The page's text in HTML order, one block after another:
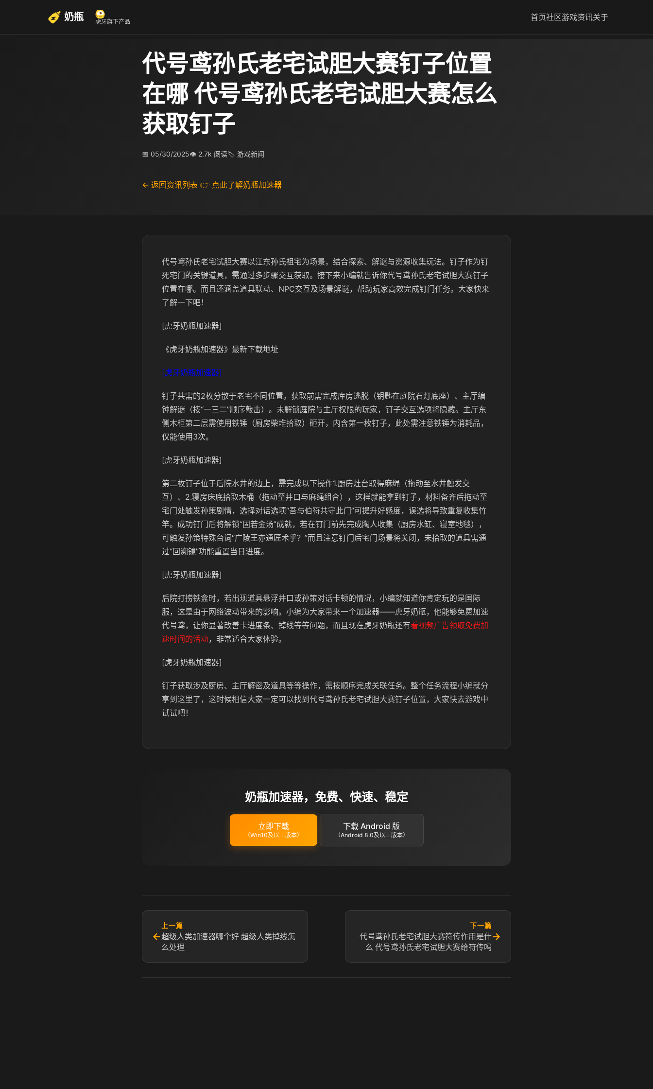
奶瓶 虎牙旗下产品 首页社区游戏资讯关于
代号鸢孙氏老宅试胆大赛钉子位置
在哪 代号鸢孙氏老宅试胆大赛怎么
获取钉子
📅 05/30/2025👁 2.7k 阅读🏷 游戏新闻
← 返回资讯列表 👉 点此了解奶瓶加速器
代号鸢孙氏老宅试胆大赛以江东孙氏祖宅为场景，结合探索、解谜与资源收集玩法。钉子作为钉
死宅门的关键道具，需通过多步骤交互获取。接下来小编就告诉你代号鸢孙氏老宅试胆大赛钉子
位置在哪。而且还涵盖道具联动、NPC交互及场景解谜，帮助玩家高效完成钉门任务。大家快来
了解一下吧！
[虎牙奶瓶加速器]
《虎牙奶瓶加速器》最新下载地址
[虎牙奶瓶加速器]
钉子共需的2枚分散于老宅不同位置。获取前需完成库房逃脱（钥匙在庭院石灯底座）、主厅编
钟解谜（按“一三二”顺序敲击）。未解锁庭院与主厅权限的玩家，钉子交互选项将隐藏。主厅东
侧木柜第二层需使用铁锤（厨房柴堆拾取）砸开，内含第一枚钉子，此处需注意铁锤为消耗品，
仅能使用3次。
[虎牙奶瓶加速器]
第二枚钉子位于后院水井的边上，需完成以下操作1.厨房灶台取得麻绳（拖动至水井触发交
互）、2.寝房床底拾取木桶（拖动至井口与麻绳组合），这样就能拿到钉子，材料备齐后拖动至
宅门处触发孙策剧情，选择对话选项“吾与伯符共守此门”可提升好感度，误选将导致重复收集竹
竿。成功钉门后将解锁“固若金汤”成就，若在钉门前先完成陶人收集（厨房水缸、寝室地毯），
可触发孙策特殊台词“广陵王亦通匠术乎？”而且注意钉门后宅门场景将关闭，未拾取的道具需通
过“回溯镜”功能重置当日进度。
[虎牙奶瓶加速器]
后院打捞铁盒时，若出现道具悬浮井口或孙策对话卡顿的情况，小编就知道你肯定玩的是国际
服，这是由于网络波动带来的影响。小编为大家带来一个加速器——虎牙奶瓶，他能够免费加速
代号鸢，让你显著改善卡进度条、掉线等等问题，而且现在虎牙奶瓶还有看视频广告领取免费加
速时间的活动，非常适合大家体验。
[虎牙奶瓶加速器]
钉子获取涉及厨房、主厅解密及道具等等操作，需按顺序完成关联任务。整个任务流程小编就分
享到这里了，这时候相信大家一定可以找到代号鸢孙氏老宅试胆大赛钉子位置，大家快去游戏中
试试吧！
奶瓶加速器，免费、快速、稳定
立即下载
（Win10及以上版本）
下载 Android 版
（Android 8.0及以上版本）
←
上一篇
超级人类加速器哪个好 超级人类掉线怎
么处理
下一篇
代号鸢孙氏老宅试胆大赛符传作用是什
么 代号鸢孙氏老宅试胆大赛给符传吗
→